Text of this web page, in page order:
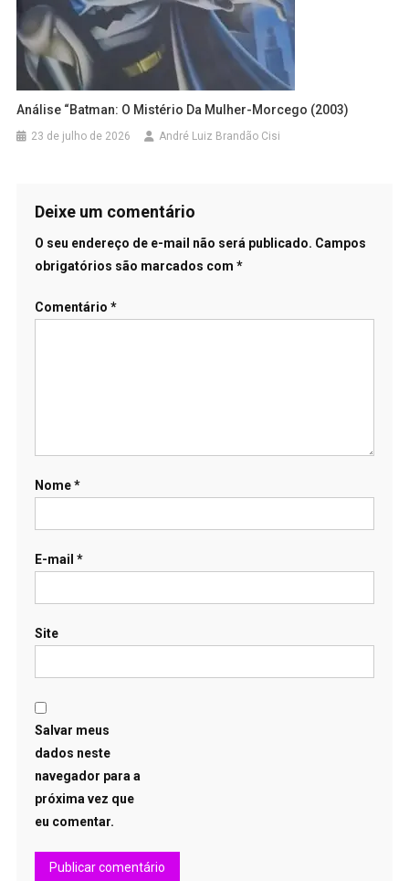
Análise “Batman: O Mistério Da Mulher-Morcego (2003)
23 de julho de 2026 André Luiz Brandão Cisi
Deixe um comentário
O seu endereço de e-mail não será publicado. Campos
obrigatórios são marcados com *
Comentário *
Nome*
E-mail *
Site
Salvar meus
dados neste
navegador para a
próxima vez que
eu comentar.